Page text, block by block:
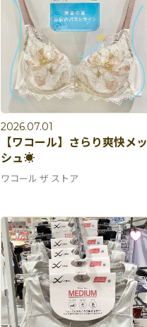
2026.07.01
【ワコール】さらり爽快メッ
シュ☀️
ワコール ザ ストア